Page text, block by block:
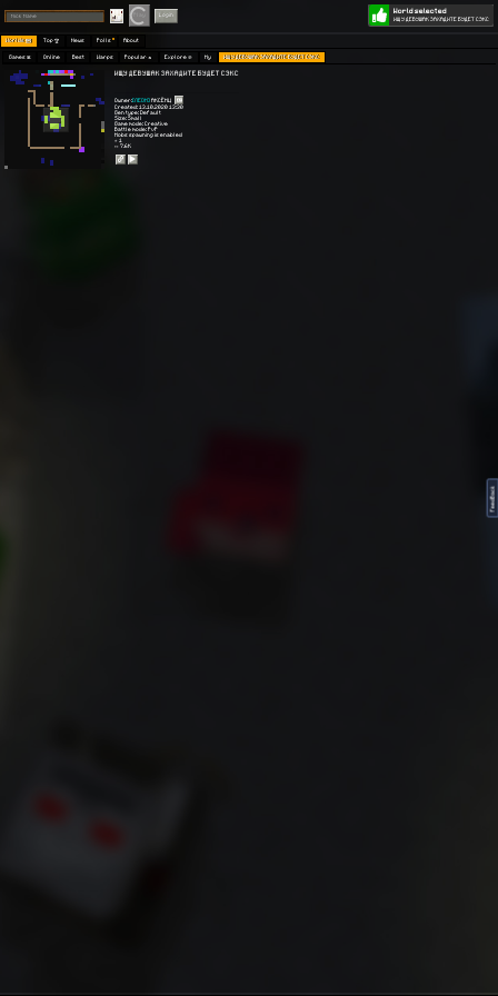
FeedBack
Login
Worlds 🗺 Top 🏆 News Polls About
Games 👾 Online Best Warps Popular 🔥 Explore 🧭 My ИЩУ ДЕВУШАК ЗАХАДИТЕ БУДЕТ СЭКС
ИЩУ ДЕВУШАК ЗАХАДИТЕ БУДЕТ СЭКС
Owner: [ЛЕОН] АКСЁНЦ
Created: 13.10.2020 13:30
Gen type: Default
Size: Small
Game mode: Creative
Battle mode: PvP
Mobs spawning is enabled
⭐ 1
👀 7.6K
World selected
ИЩУ ДЕВУШАК ЗАХАДИТЕ БУДЕТ СЭКС